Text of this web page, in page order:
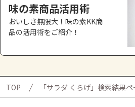
味の素商品活用術
おいしさ無限大！味の素KK商
品の活用術をご紹介！
TOP 「サラダ くらげ」検索結果